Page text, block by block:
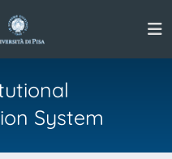
System